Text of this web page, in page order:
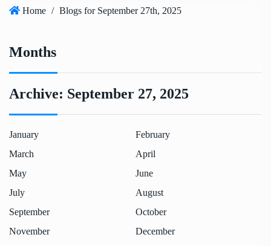
Home / Blogs for September 27th, 2025
Months
Archive: September 27, 2025
January
February
March
April
May
June
July
August
September
October
November
December